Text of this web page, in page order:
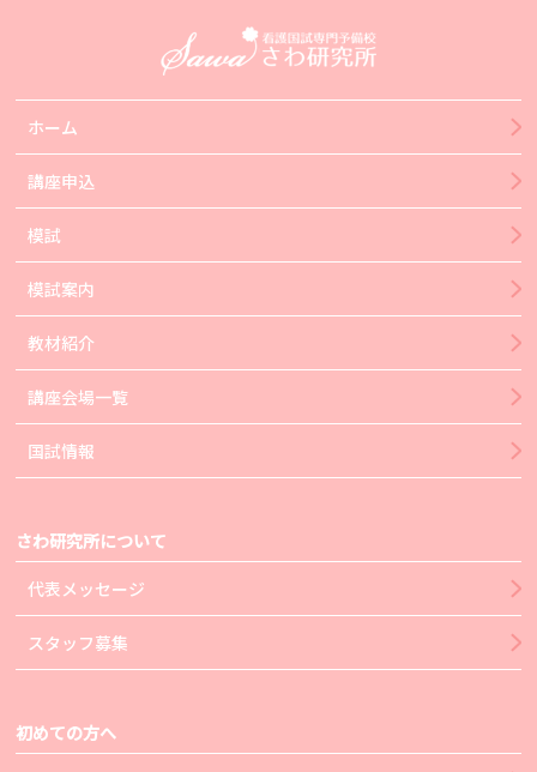
ホーム
講座申込
模試
模試案内
教材紹介
講座会場一覧
国試情報
さわ研究所について
代表メッセージ
スタッフ募集
初めての方へ